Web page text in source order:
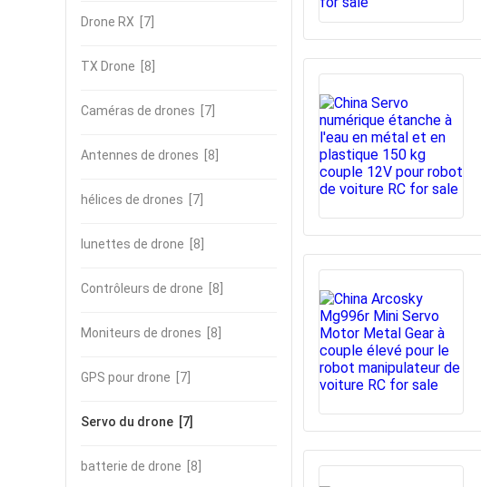
Drone RX [7]
TX Drone [8]
Caméras de drones [7]
Antennes de drones [8]
hélices de drones [7]
lunettes de drone [8]
Contrôleurs de drone [8]
Moniteurs de drones [8]
GPS pour drone [7]
Servo du drone [7]
batterie de drone [8]